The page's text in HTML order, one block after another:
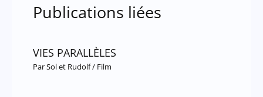
Publications liées
VIES PARALLÈLES
ParSol et Rudolf/ Film